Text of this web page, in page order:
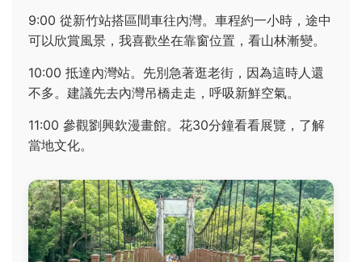
9:00 從新竹站搭區間車往內灣。車程約一小時，途中
可以欣賞風景，我喜歡坐在靠窗位置，看山林漸變。
10:00 抵達內灣站。先別急著逛老街，因為這時人還
不多。建議先去內灣吊橋走走，呼吸新鮮空氣。
11:00 參觀劉興欽漫畫館。花30分鐘看看展覽，了解
當地文化。